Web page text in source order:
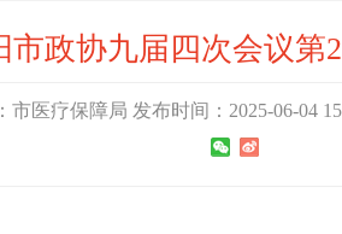
市政协九届四次会议第
市医疗保障局 发布时间：2025-06-04